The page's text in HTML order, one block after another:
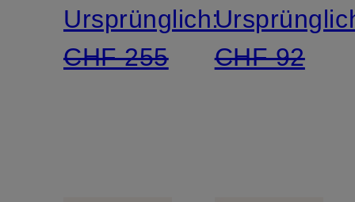
Ursprünglich:
CHF 255
CHF 92